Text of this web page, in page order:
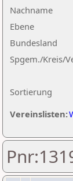
Nachname
Ebene
Sortierung
Bundesland
Spgem./Kreis/
Vereinslisten: